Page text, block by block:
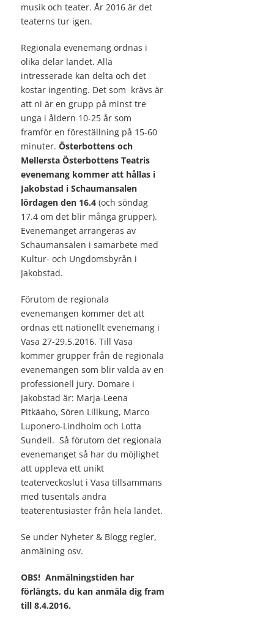
musik och teater. År 2016 är det
teaterns tur igen.
Regionala evenemang ordnas i
olika delar landet. Alla
intresserade kan delta och det
kostar ingenting. Det som krävs är
att ni är en grupp på minst tre
unga i åldern 10-25 år som
framför en föreställning på 15-60
minuter. Österbottens och
Mellersta Österbottens Teatris
evenemang kommer att hållas i
Jakobstad i Schaumansalen
lördagen den 16.4 (och söndag
17.4 om det blir många grupper).
Evenemanget arrangeras av
Schaumansalen i samarbete med
Kultur- och Ungdomsbyrån i
Jakobstad.
Förutom de regionala
evenemangen kommer det att
ordnas ett nationellt evenemang i
Vasa 27-29.5.2016. Till Vasa
kommer grupper från de regionala
evenemangen som blir valda av en
professionell jury. Domare i
Jakobstad är: Marja-Leena
Pitkäaho, Sören Lillkung, Marco
Luponero-Lindholm och Lotta
Sundell. Så förutom det regionala
evenemanget så har du möjlighet
att uppleva ett unikt
teaterveckoslut i Vasa tillsammans
med tusentals andra
teaterentusiaster från hela landet.
Se under Nyheter & Blogg regler,
anmälning osv.
OBS! Anmälningstiden har
förlängts, du kan anmäla dig fram
till 8.4.2016.